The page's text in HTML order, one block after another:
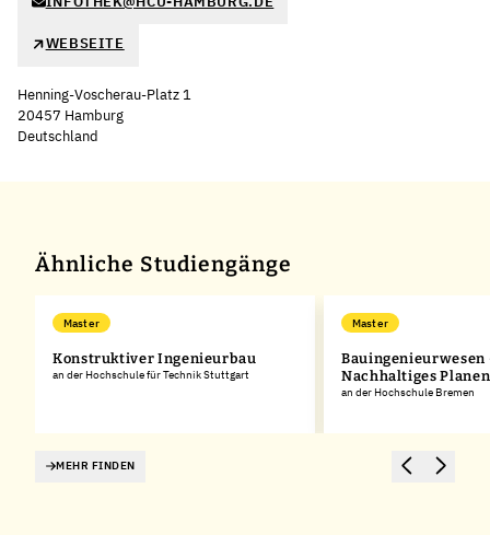
WEBSEITE
Henning-Voscherau-Platz 1
20457 Hamburg
Deutschland
Ähnliche Studiengänge
Master
Konstruktiver Ingenieurbau
an der Hochschule für Technik Stuttgart
Master
Bauingenieurwesen
Nachhaltiges
an der Hochschule Bremen
MEHR FINDEN